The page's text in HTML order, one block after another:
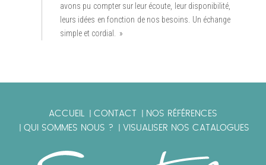
avons pu compter sur leur écoute, leur disponibilité,
leurs idées en fonction de nos besoins. Un échange
simple et cordial. »
ACCUEIL CONTACT NOS RÉFÉRENCES
QUI SOMMES NOUS ? VISUALISER NOS CATALOGUES